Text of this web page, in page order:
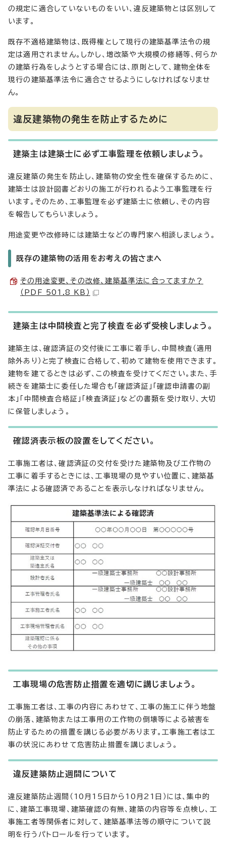
の規定に適合していないものをいい、違反建築物とは区別して
います。
既存不適格建築物は、既得権として現行の建築基準法令の規
定は適用されません。しかし、増改築や大規模の修繕等、何らか
の建築行為をしようとする場合には、原則として、建物全体を
現行の建築基準法令に適合させるようにしなければなりませ
ん。
違反建築物の発生を防止するために
建築主は建築士に必ず工事監理を依頼しましょう。
違反建築の発生を防止し、建築物の安全性を確保するために、
建築士は設計図書どおりの施工が行われるよう工事監理を行
います。そのため、工事監理を必ず建築士に依頼し、その内容
を報告してもらいましょう。
用途変更や改修時には建築士などの専門家へ相談しましょう。
既存の建築物の活用をお考えの皆さまへ
その用途変更、その改修、建築基準法に合ってますか？
（PDF 501.8 KB）
建築主は中間検査と完了検査を必ず受検しましょう。
建築主は、確認済証の交付後に工事に着手し、中間検査（適用
除外あり）と完了検査に合格して、初めて建物を使用できます。
建物を建てるときは必ず、この検査を受けてください。また、手
続きを建築士に委任した場合も「確認済証」「確認申請書の副
本」「中間検査合格証」「検査済証」などの書類を受け取り、大切
に保管しましょう。
確認済表示板の設置をしてください。
工事施工者は、確認済証の交付を受けた建築物及び工作物の
工事に着手するときには、工事現場の見やすい位置に、建築基
準法による確認済であることを表示しなければなりません。
工事現場の危害防止措置を適切に講じましょう。
工事施工者は、工事の内容にあわせて、工事の施工に伴う地盤
の崩落、建築物または工事用の工作物の倒壊等による被害を
防止するための措置を講じる必要があります。工事施工者は工
事の状況にあわせて危害防止措置を講じましょう。
違反建築防止週間について
違反建築防止週間（10月15日から10月21日）には、集中的
に、建築工事現場、建築確認の有無、建築の内容等を点検し、工
事施工者等関係者に対して、建築基準法等の順守について説
明を行うパトロールを行っています。